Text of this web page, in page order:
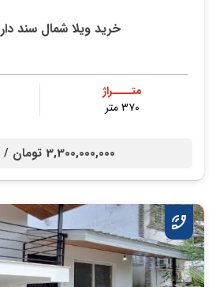
خرید ویلا شمال سند دار 4 خوابه
متــــراژ
۳۷۰ متر
3,300,000,000 تومان /